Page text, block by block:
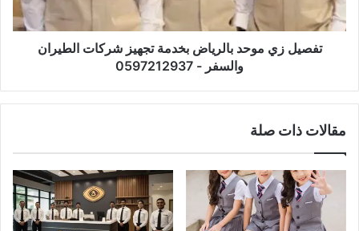
تفصيل زي موحد بالرياض بخدمة تجهيز شركات الطيران
والسفر - 0597212937
مقالات ذات صلة